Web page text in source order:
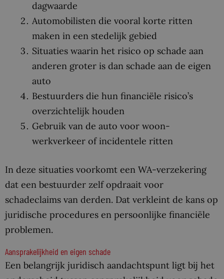
dagwaarde
Automobilisten die vooral korte ritten
maken in een stedelijk gebied
Situaties waarin het risico op schade aan
anderen groter is dan schade aan de eigen
auto
Bestuurders die hun financiële risico’s
overzichtelijk houden
Gebruik van de auto voor woon-
werkverkeer of incidentele ritten
In deze situaties voorkomt een WA-verzekering
dat een bestuurder zelf opdraait voor
schadeclaims van derden. Dat verkleint de kans op
juridische procedures en persoonlijke financiële
problemen.
Aansprakelijkheid en eigen schade
Een belangrijk juridisch aandachtspunt ligt bij het